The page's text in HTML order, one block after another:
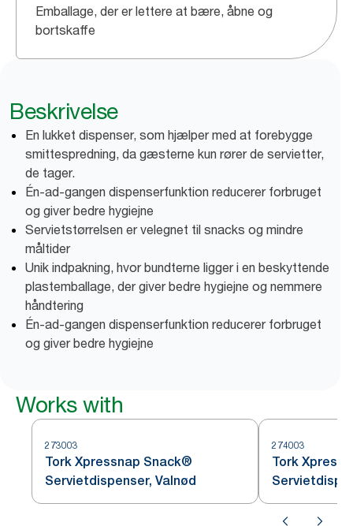
Emballage, der er lettere at bære, åbne og
bortskaffe
Beskrivelse
En lukket dispenser, som hjælper med at forebygge
smittespredning, da gæsterne kun rører de servietter,
de tager.
Én-ad-gangen dispenserfunktion reducerer forbruget
og giver bedre hygiejne
Servietstørrelsen er velegnet til snacks og mindre
måltider
Unik indpakning, hvor bundterne ligger i en beskyttende
plastemballage, der giver bedre hygiejne og nemmere
håndtering
Én-ad-gangen dispenserfunktion reducerer forbruget
og giver bedre hygiejne
Works with
273003
Tork Xpressnap Snack®
Servietdispenser, Valnød
274003
Tork